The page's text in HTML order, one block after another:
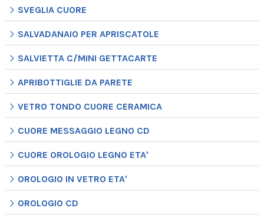
SVEGLIA CUORE
SALVADANAIO PER APRISCATOLE
SALVIETTA C/MINI GETTACARTE
APRIBOTTIGLIE DA PARETE
VETRO TONDO CUORE CERAMICA
CUORE MESSAGGIO LEGNO CD
CUORE OROLOGIO LEGNO ETA'
OROLOGIO IN VETRO ETA'
OROLOGIO CD